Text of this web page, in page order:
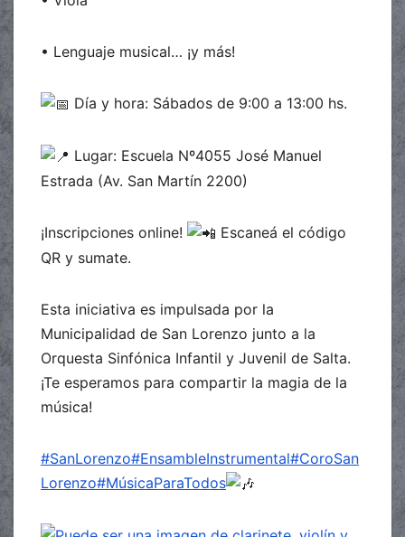
• Lenguaje musical… ¡y más!
Día y hora: Sábados de 9:00 a 13:00 hs.
Lugar: Escuela Nº4055 José Manuel
Estrada (Av. San Martín 2200)
¡Inscripciones online!
Escaneá el código
QR y sumate.
Esta iniciativa es impulsada por la
Municipalidad de San Lorenzo junto a la
Orquesta Sinfónica Infantil y Juvenil de Salta.
¡Te esperamos para compartir la magia de la
música!
#SanLorenzo#EnsambleInstrumental#CoroSan
Lorenzo#MúsicaParaTodos